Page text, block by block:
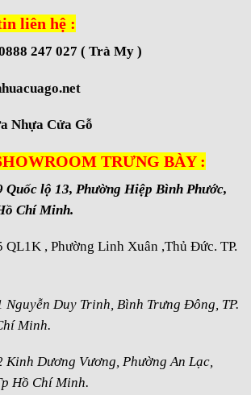
liên hệ :
247 027 ( Trà My )
Nhựa Cửa Gỗ
TRƯNG BÀY :
Quốc lộ 13, Phường Hiệp Bình Phước,
Chí Minh.
QL1K , Phường Linh Xuân ,Thủ Đức. TP.
Nguyễn Duy Trinh, Bình Trưng Đông, TP.
Minh.
Kinh Dương Vương, Phường An Lạc,
Hồ Chí Minh.